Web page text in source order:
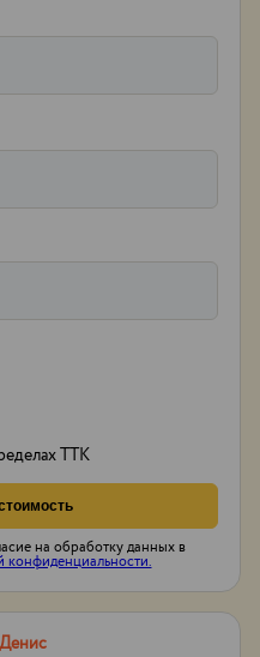
ТТК
на обработку данных в
конфиденциальности.
Денис